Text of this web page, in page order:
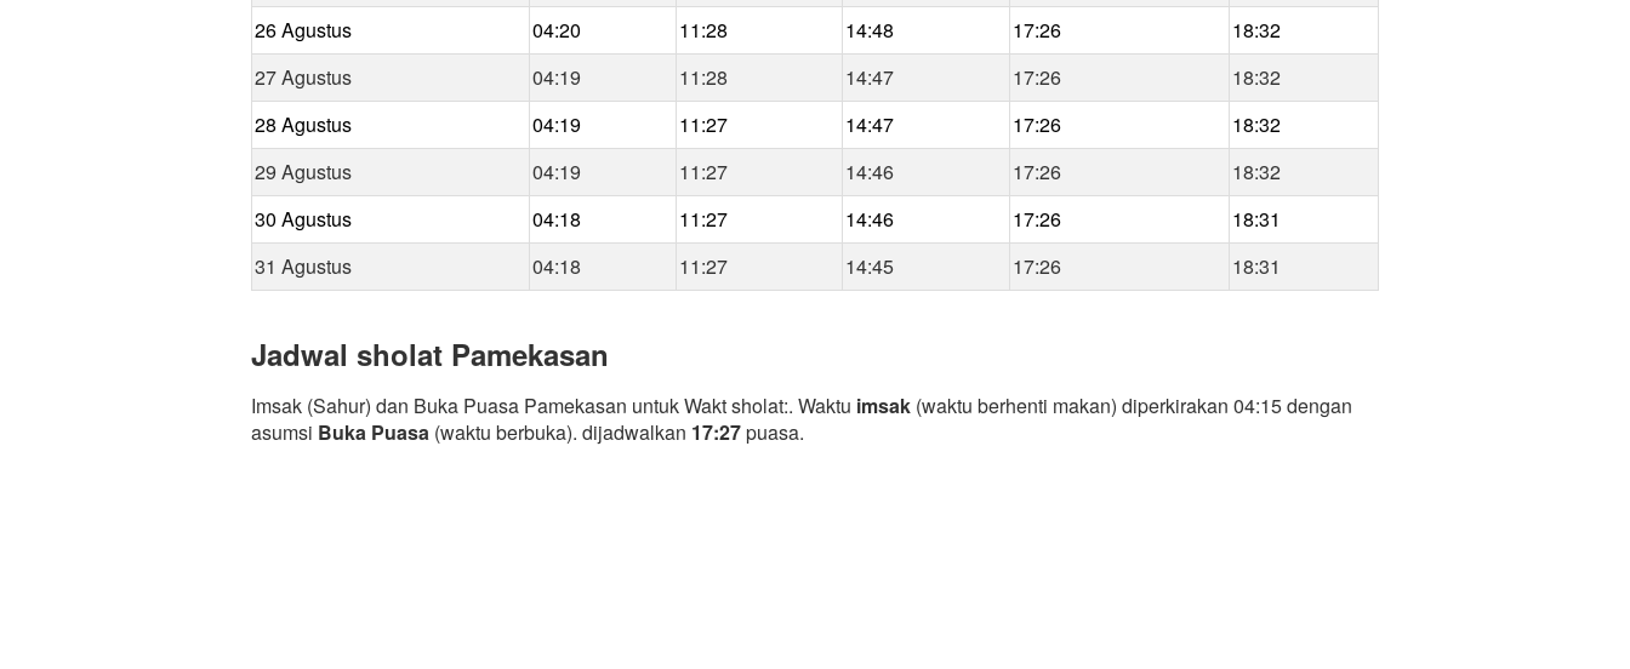
26 Agustus
04:20 11:28 14:48 17:26
18:32
27 Agustus
04:19 11:28 14:47 17:26
18:32
28 Agustus
04:19 11:27 14:47 17:26
18:32
29 Agustus
04:19 11:27 14:46 17:26
18:32
30 Agustus
04:18 11:27 14:46 17:26
18:31
31 Agustus
04:18 11:27 14:45 17:26 18:31
Jadwal sholat Pamekasan
Imsak (Sahur) dan Buka Puasa Pamekasan untuk Wakt sholat:. Waktu imsak (waktu berhenti makan) diperkirakan 04:15 dengan
asumsi Buka Puasa (waktu berbuka). dijadwalkan 17:27puasa.